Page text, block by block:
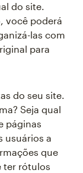
do site.
você poderá
las com
para
do seu site.
Seja qual
páginas
usuários a
que
ter rótulos